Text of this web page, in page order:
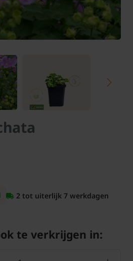
2 tot uiterlijk 7 werkdagen
te verkrijgen in: